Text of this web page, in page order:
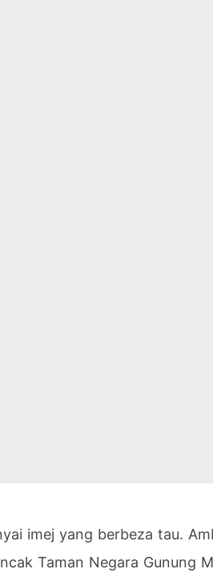
imej yang berbeza tau.
Taman Negara Gunung